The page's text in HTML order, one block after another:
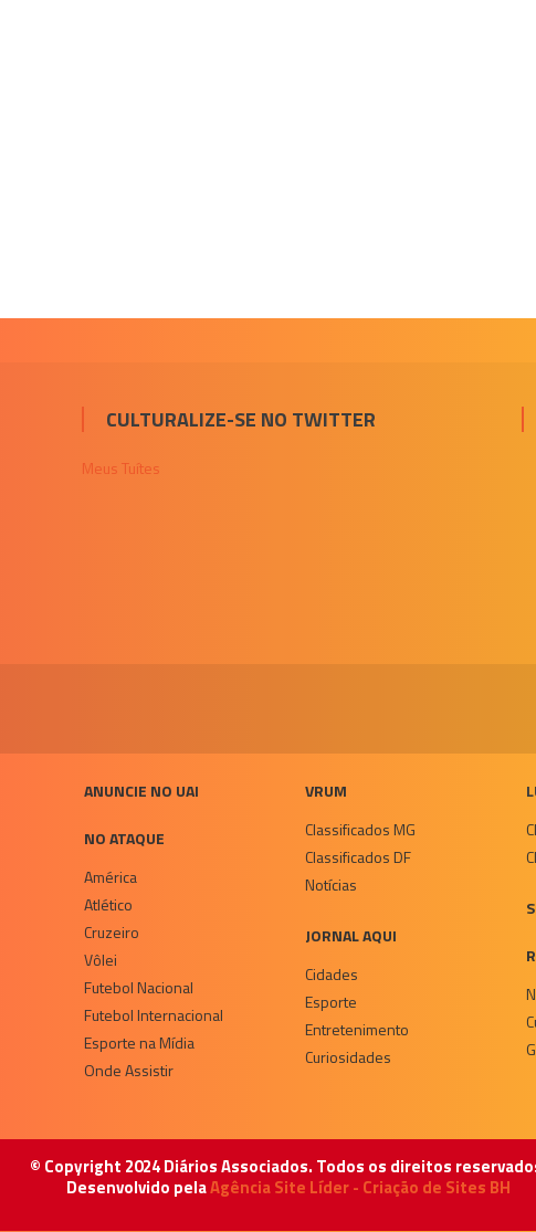
CULTURALIZE-SE NO TWITTER
Meus Tuítes
ANUNCIE NO UAI
NO ATAQUE
América
Atlético
Cruzeiro
Vôlei
Futebol Nacional
Futebol Internacional
Esporte na Mídia
Onde Assistir
VRUM
Classificados MG
Classificados DF
Notícias
JORNAL AQUI
Cidades
Esporte
Entretenimento
Curiosidades
© Copyright 2024 Diários Associados. Todos os direitos
Desenvolvido pelaAgência Site Líder - Criação de Sites BH